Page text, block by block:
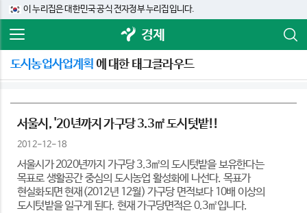
이 누리집은 대한민국 공식 전자정부 누리집입니다.
경제
도시농업사업계획 에 대한 태그클라우드
서울시, '20년까지 가구당 3.3㎡ 도시텃밭!!
2012-12-18
서울시가 2020년까지 가구당 3.3㎡의 도시텃밭을 보유한다는
목표로 생활공간 중심의 도시농업 활성화에 나선다. 목표가
현실화되면 현재(2012년 12월) 가구당 면적보다 10배 이상의
도시텃밭을 일구게 된다. 현재 가구당면적은 0.3㎡입니다.